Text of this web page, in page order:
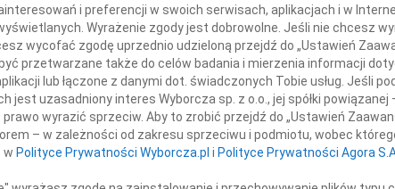
przyjęliśmy wiadomość o śmierci
INNE
Eugeniusz
Z
Z
Andrzej
27 lipca
Inocentyna
Mgr farm.
i preferencji w swoich serwisach, aplikacjach i w
Wyrażenie zgody jest dobrowolne. Jeśli nie chcesz
wycofać zgodę uprzednio udzieloną przejdź do „Ustawień
przetwarzane także do celów badania i mierzenia informacji
lub łączone z danymi dot. świadczonych Tobie usług. Jeśli
jest uzasadniony interes Wyborcza sp. z o.o., jej spółki powiązanej
wyrazić sprzeciw. Aby to zrobić przejdź do „Ustawień
– w zależności od zakresu sprzeciwu i podmiotu, wobec
w Polityce Prywatności Wyborcza.pl i Polityce Prywatności Agora